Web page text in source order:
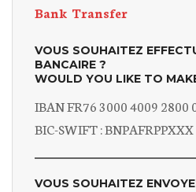
Bank Transfer
VOUS SOUHAITEZ
BANCAIRE ?
WOULD YOU LIKE TO
IBAN FR76 3000 4009 2800
BIC-SWIFT : BNPAFRPPXXX
VOUS SOUHAITEZ